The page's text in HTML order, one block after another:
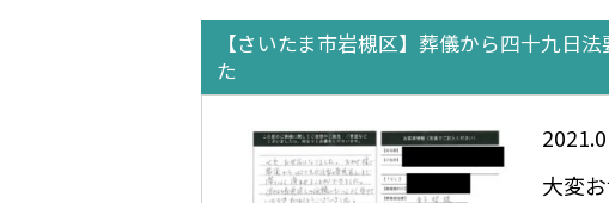
【さいたま市岩槻区】葬儀から四十九日
た
大変